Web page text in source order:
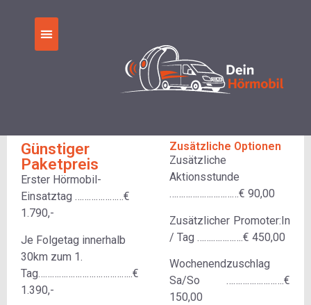
Beispielangebot
Preisliste
Günstiger
Paketpreis
Erster Hörmobil-
Einsatztag …………………€
1.790,-
Je Folgetag innerhalb
30km zum 1.
Tag…………………………………..€
1.390,-
Zusätzliche Optionen
Zusätzliche
Aktionsstunde
…………………………€ 90,00
Zusätzlicher Promoter:In
/ Tag …….………….€ 450,00
Wochenendzuschlag
Sa/So …………………….€
150,00